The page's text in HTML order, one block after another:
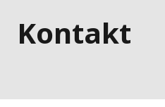
Kontakt